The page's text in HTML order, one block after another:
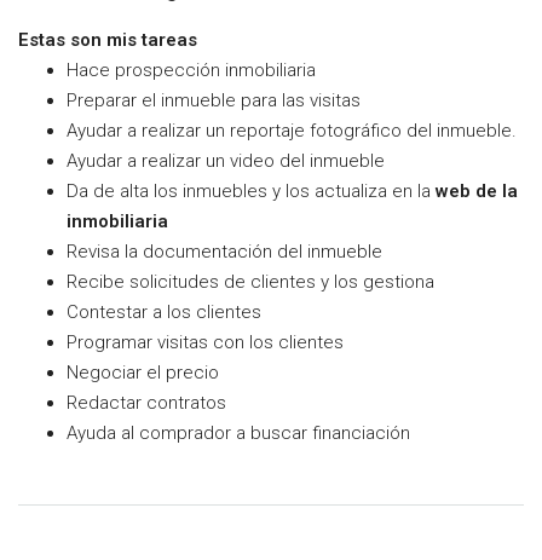
Estas son mis tareas
Hace prospección inmobiliaria
Preparar el inmueble para las visitas
Ayudar a realizar un reportaje fotográfico del inmueble.
Ayudar a realizar un video del inmueble
Da de alta los inmuebles y los actualiza en laweb de la
inmobiliaria
Revisa la documentación del inmueble
Recibe solicitudes de clientes y los gestiona
Contestar a los clientes
Programar visitas con los clientes
Negociar el precio
Redactar contratos
Ayuda al comprador a buscar financiación